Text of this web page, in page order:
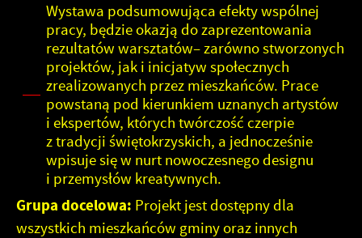
Wystawa podsumowująca efekty wspólnej
pracy, będzie okazją do zaprezentowania
rezultatów warsztatów– zarówno stworzonych
projektów, jak i inicjatyw społecznych
zrealizowanych przez mieszkańców. Prace
powstaną pod kierunkiem uznanych artystów
i ekspertów, których twórczość czerpie
z tradycji świętokrzyskich, a jednocześnie
wpisuje się w nurt nowoczesnego designu
i przemysłów kreatywnych.
Grupa docelowa: Projekt jest dostępny dla
wszystkich mieszkańców gminy oraz innych